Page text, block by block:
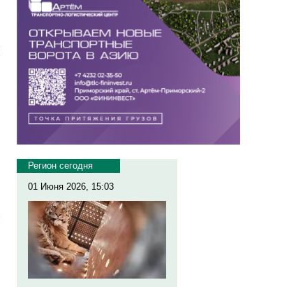
Регион сегодня
01 Июня 2026, 15:03